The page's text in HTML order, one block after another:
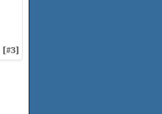
[#3]